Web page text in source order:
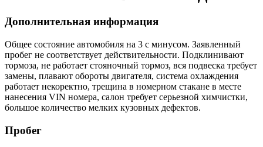
Дополнительная информация
Общее состояние автомобиля на 3 с минусом. Заявленный
пробег не соответствует действительности. Подклинивают
тормоза, не работает стояночный тормоз, вся подвеска требует
замены, плавают обороты двигателя, система охлаждения
работает некоректно, трещина в номерном стакане в месте
нанесения VIN номера, салон требует серьезной химчистки,
большое количество мелких кузовных дефектов.
Пробег